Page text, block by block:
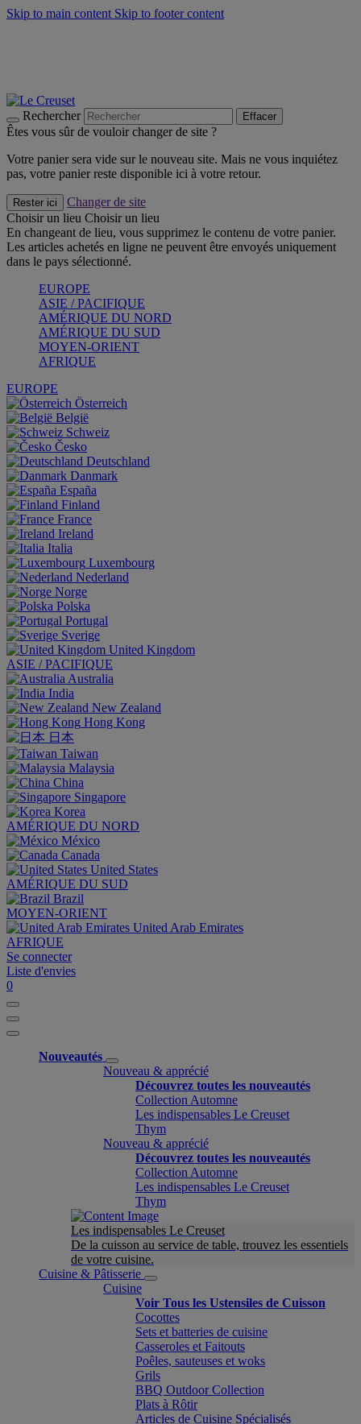
Skip to main content Skip to footer content
Rechercher Effacer
Êtes vous sûr de vouloir changer de site ?
Votre panier sera vide sur le nouveau site. Mais ne vous inquiétez
pas, votre panier reste disponible ici à votre retour.
Rester ici
Changer de site
Choisir un lieu Choisir un lieu
En changeant de lieu, vous supprimez le contenu de votre panier.
Les articles achetés en ligne ne peuvent être envoyés uniquement
dans le pays sélectionné.
EUROPE
ASIE / PACIFIQUE
AMÉRIQUE DU NORD
AMÉRIQUE DU SUD
MOYEN-ORIENT
AFRIQUE
EUROPE
Österreich
België
Schweiz
Česko
Deutschland
Danmark
España
Finland
France
Ireland
Italia
Luxembourg
Nederland
Norge
Polska
Portugal
Sverige
United Kingdom
ASIE / PACIFIQUE
Australia
India
New Zealand
Hong Kong
日本
Taiwan
Malaysia
China
Singapore
Korea
AMÉRIQUE DU NORD
México
Canada
United States
AMÉRIQUE DU SUD
Brazil
MOYEN-ORIENT
United Arab Emirates
AFRIQUE
Se connecter
Liste d'envies
0
Nouveautés
Nouveau & apprécié
Découvrez toutes les nouveautés
Collection Automne
Les indispensables Le Creuset
Thym
Nouveau & apprécié
Découvrez toutes les nouveautés
Collection Automne
Les indispensables Le Creuset
Thym
Les indispensables Le Creuset
De la cuisson au service de table, trouvez les essentiels
de votre cuisine.
Cuisine & Pâtisserie
Cuisine
Voir Tous les Ustensiles de Cuisson
Cocottes
Sets et batteries de cuisine
Casseroles et Faitouts
Poêles, sauteuses et woks
Grils
BBQ Outdoor Collection
Plats à Rôtir
Articles de Cuisine Spécialisés